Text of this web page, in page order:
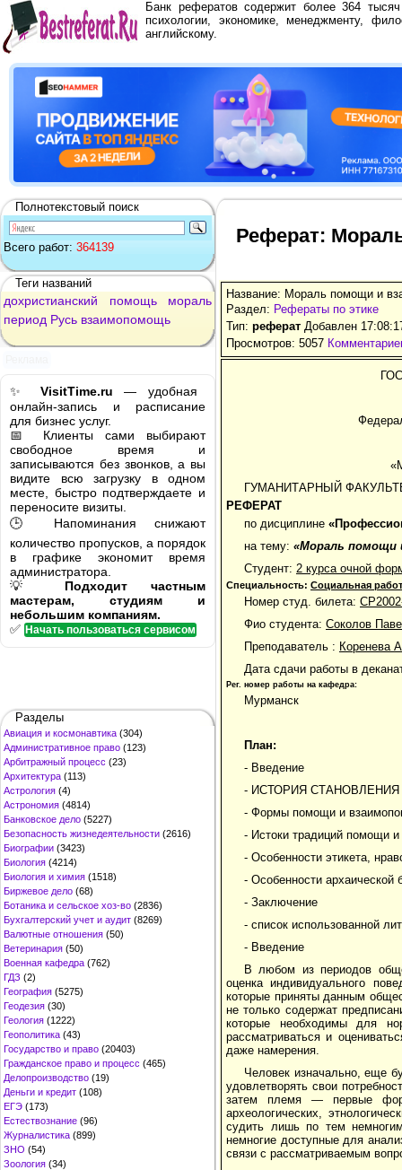
Банк рефератов содержит более 364
психологии, экономике, менеджменту,
английскому.
Полнотекстовый поиск
Всего работ: 364139
Теги названий
дохристианский помощь
мораль
период Русь взаимопомощь
✨ VisitTime.ru — удобная
онлайн-запись и расписание
для бизнес услуг.
📅 Клиенты сами выбирают
свободное время и
записываются без звонков, а вы
видите всю загрузку в одном
месте, быстро подтверждаете и
переносите визиты.
🕒 Напоминания снижают
количество пропусков, а порядок
в графике экономит время
администратора.
💡 Подходит частным
мастерам, студиям и
небольшим компаниям.
✅ Начать пользоваться сервисом
Разделы
Авиация и космонавтика (304)
Административное право (123)
Арбитражный процесс (23)
Архитектура (113)
Астрология (4)
Астрономия (4814)
Банковское дело (5227)
Безопасность жизнедеятельности (2616)
Биографии (3423)
Биология (4214)
Биология и химия (1518)
Биржевое дело (68)
Ботаника и сельское хоз-во (2836)
Бухгалтерский учет и аудит (8269)
Валютные отношения (50)
Ветеринария (50)
Военная кафедра (762)
ГДЗ (2)
География (5275)
Геодезия (30)
Геология (1222)
Геополитика (43)
Государство и право (20403)
Гражданское право и процесс (465)
Делопроизводство (19)
Деньги и кредит (108)
ЕГЭ (173)
Естествознание (96)
Журналистика (899)
ЗНО (54)
Зоология (34)
Реферат:
Название: Мораль помощи и
Раздел: Рефераты по этике
Тип: реферат Добавлен
Просмотров: 5057
ГУМАНИТАРНЫЙ
РЕФЕРАТ
по дисциплине
на тему: «Мораль помощи
Студент: 2 курса очной
Специальность: Социальная
Номер студ. билета:
Фио студента: Соколов
Преподаватель : Коренева
Дата сдачи работы в
Рег. номер работы на кафедра:
Мурманск
План:
- Введение
- ИСТОРИЯ
- Формы помощи и
- Истоки традиций помощи
- Особенности этикета,
- Особенности архаической
- Заключение
- список использованной
- Введение
В любом из периодов
оценка инди­видуального
которые приняты данным
не только содержат
которые необходимы для
рассматриваться и
даже намере­ния.
Человек изначально, еще
удовлетво­рять свои
затем племя — первые
археологических,
судить лишь по тем
немногие доступные для
связи с рассматри­ваемым